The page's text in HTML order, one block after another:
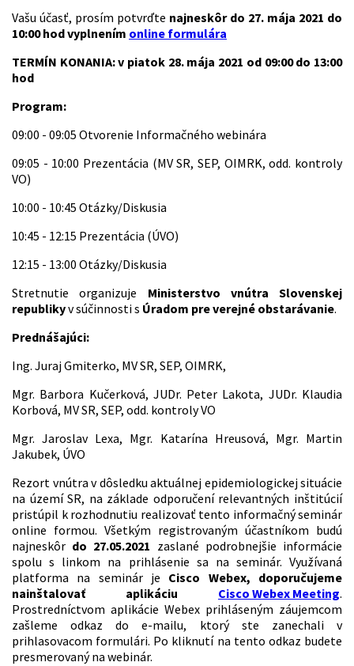
Vašu účasť, prosím potvrďte najneskôr do 27. mája 2021 do
10:00 hod vyplnením online formulára
TERMÍN KONANIA: v piatok 28. mája 2021 od 09:00 do 13:00
hod
Program:
09:00 - 09:05 Otvorenie Informačného webinára
09:05 - 10:00 Prezentácia (MV SR, SEP, OIMRK, odd. kontroly
VO)
10:00 - 10:45 Otázky/Diskusia
10:45 - 12:15 Prezentácia (ÚVO)
12:15 - 13:00 Otázky/Diskusia
Stretnutie organizuje Ministerstvo vnútra Slovenskej
republikyv súčinnosti s Úradom pre verejné obstarávanie.
Prednášajúci:
Ing. Juraj Gmiterko, MV SR, SEP, OIMRK,
Mgr. Barbora Kučerková, JUDr. Peter Lakota, JUDr. Klaudia
Korbová, MV SR, SEP, odd. kontroly VO
Mgr. Jaroslav Lexa, Mgr. Katarína Hreusová, Mgr. Martin
Jakubek, ÚVO
Rezort vnútra v dôsledku aktuálnej epidemiologickej situácie
na území SR, na základe odporučení relevantných inštitúcií
pristúpil k rozhodnutiu realizovať tento informačný seminár
online formou. Všetkým registrovaným účastníkom budú
najneskôr do 27.05.2021 zaslané podrobnejšie informácie
spolu s linkom na prihlásenie sa na seminár. Využívaná
platforma na seminár je Cisco Webex, doporučujeme
nainštalovať aplikáciu Cisco Webex Meeting.
Prostredníctvom aplikácie Webex prihláseným záujemcom
zašleme odkaz do e-mailu, ktorý ste zanechali v
prihlasovacom formulári. Po kliknutí na tento odkaz budete
presmerovaný na webinár.